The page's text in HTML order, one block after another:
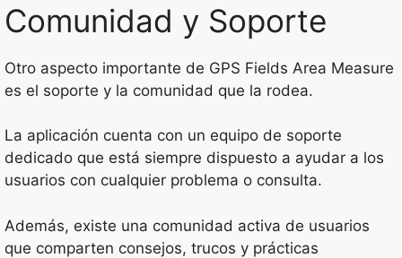
Comunidad y Soporte
Otro aspecto importante de GPS Fields Area Measure
es el soporte y la comunidad que la rodea.
La aplicación cuenta con un equipo de soporte
dedicado que está siempre dispuesto a ayudar a los
usuarios con cualquier problema o consulta.
Además, existe una comunidad activa de usuarios
que comparten consejos, trucos y prácticas